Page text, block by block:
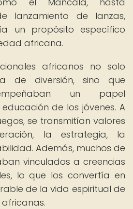
lanzamiento de lanzas,
un propósito específico
africana.
africanos no solo
de diversión, sino que
un papel
de los jóvenes. A
se transmitían valores
la estrategia, la
Además, muchos de
vinculados a creencias
lo que los convertía en
de la vida espiritual de